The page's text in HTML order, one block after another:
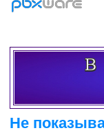
Не